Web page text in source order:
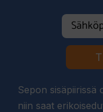
Sepon sisäpiirissä
niin saat